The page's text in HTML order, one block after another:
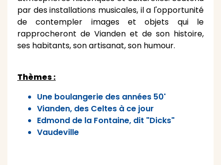
par des installations musicales, il a l'opportunité
de contempler images et objets qui le
rapprocheront de Vianden et de son histoire,
ses habitants, son artisanat, son humour.
Thèmes :
Une boulangerie des années 50'
Vianden, des Celtes à ce jour
Edmond de la Fontaine, dit "Dicks"
Vaudeville